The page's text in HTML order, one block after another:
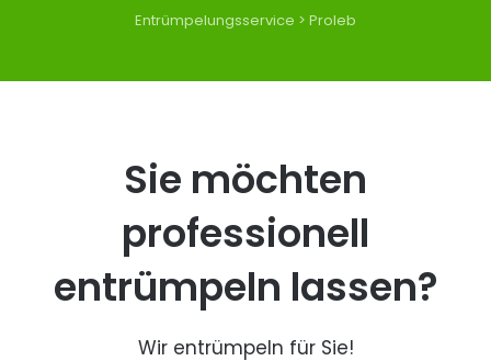
Entrümpelungsservice > Proleb
Sie möchten
professionell
entrümpeln lassen?
Wir entrümpeln für Sie!